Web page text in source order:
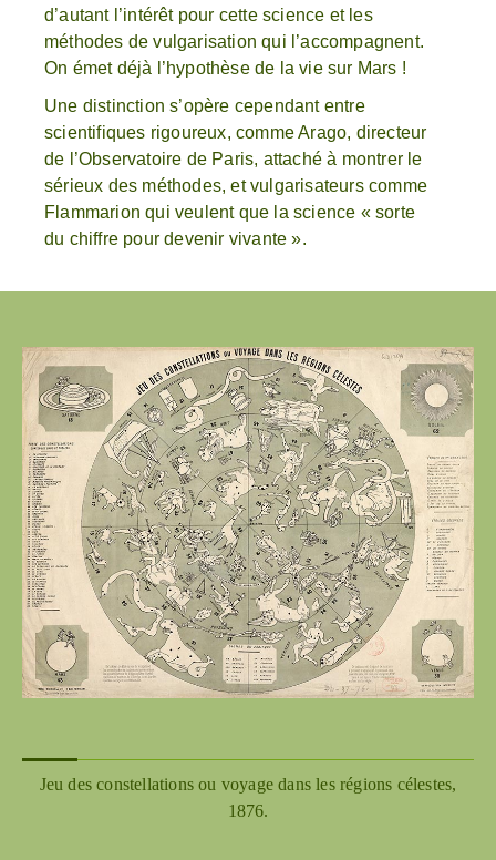
d’autant l’intérêt pour cette science et les
méthodes de vulgarisation qui l’accompagnent.
On émet déjà l’hypothèse de la vie sur Mars !
Une distinction s’opère cependant entre
scientifiques rigoureux, comme Arago, directeur
de l’Observatoire de Paris, attaché à montrer le
sérieux des méthodes, et vulgarisateurs comme
Flammarion qui veulent que la science « sorte
du chiffre pour devenir vivante ».
Jeu des constellations ou voyage dans les régions célestes,
1876.